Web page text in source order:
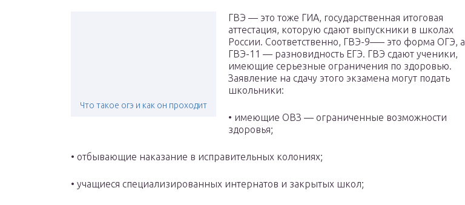
Что такое огэ и как он проходит
ГВЭ — это тоже ГИА, государственная итоговая
аттестация, которую сдают выпускники в школах
России. Соответственно, ГВЭ-9—– это форма ОГЭ, а
ГВЭ-11 — разновидность ЕГЭ. ГВЭ сдают ученики,
имеющие серьезные ограничения по здоровью.
Заявление на сдачу этого экзамена могут подать
школьники:
• имеющие ОВЗ — ограниченные возможности
здоровья;
• отбывающие наказание в исправительных колониях;
• учащиеся специализированных интернатов и закрытых школ;